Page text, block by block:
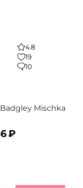
4.8
19
10
Badgley Mischka
₽